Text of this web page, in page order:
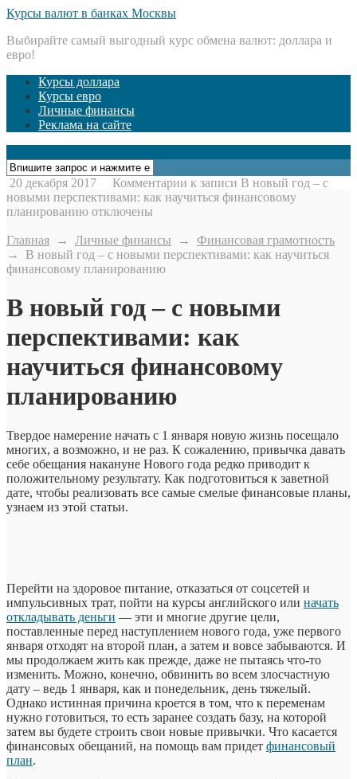
Курсы валют в банках Москвы
Выбирайте самый выгодный курс обмена валют: доллара и
евро!
Курсы доллара
Курсы евро
Личные финансы
Реклама на сайте
20 декабря 2017 Комментарии к записи В новый год – с
новыми перспективами: как научиться финансовому
планированию отключены
Главная → Личные финансы → Финансовая грамотность
→ В новый год – с новыми перспективами: как научиться
финансовому планированию
В новый год – с новыми
перспективами: как
научиться финансовому
планированию
Твердое намерение начать с 1 января новую жизнь посещало
многих, а возможно, и не раз. К сожалению, привычка давать
себе обещания накануне Нового года редко приводит к
положительному результату. Как подготовиться к заветной
дате, чтобы реализовать все самые смелые финансовые планы,
узнаем из этой статьи.
Перейти на здоровое питание, отказаться от соцсетей и
импульсивных трат, пойти на курсы английского или начать
откладывать деньги — эти и многие другие цели,
поставленные перед наступлением нового года, уже первого
января отходят на второй план, а затем и вовсе забываются. И
мы продолжаем жить как прежде, даже не пытаясь что-то
изменить. Можно, конечно, обвинить во всем злосчастную
дату – ведь 1 января, как и понедельник, день тяжелый.
Однако истинная причина кроется в том, что к переменам
нужно готовиться, то есть заранее создать базу, на которой
затем вы будете строить свои новые привычки. Что касается
финансовых обещаний, на помощь вам придет финансовый
план.